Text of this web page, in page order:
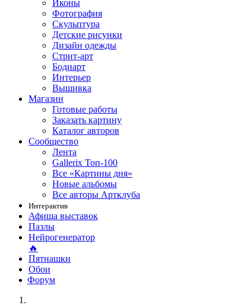
Иконы
Фотография
Скульптура
Детские рисунки
Дизайн одежды
Стрит-арт
Бодиарт
Интерьер
Вышивка
Магазин
Готовые работы
Заказать картину
Каталог авторов
Сообщество
Лента
Gallerix Топ-100
Все «Картины дня»
Новые альбомы
Все авторы Артклуба
Интерактив
Афиша выставок
Пазлы
Нейрогенератор
🔥
Пятнашки
Обои
Форум